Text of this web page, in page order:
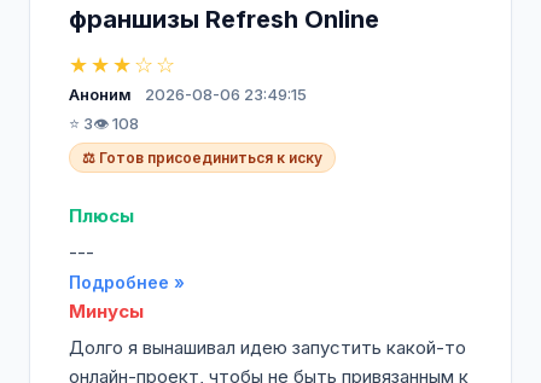
франшизы Refresh Online
★★★☆☆
Аноним
2026-08-06 23:49:15
⭐ 3👁️ 108
⚖️ Готов присоединиться к иску
Плюсы
---
Подробнее »
Минусы
Долго я вынашивал идею запустить какой-то
онлайн-проект, чтобы не быть привязанным к